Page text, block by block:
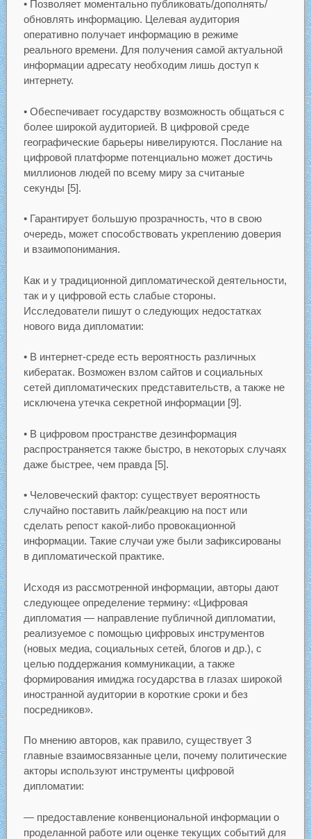
• Позволяет моментально публиковать/дополнять/
обновлять информацию. Целевая аудитория
оперативно получает информацию в режиме
реального времени. Для получения самой актуальной
информации адресату необходим лишь доступ к
интернету.
• Обеспечивает государству возможность общаться с
более широкой аудиторией. В цифровой среде
географические барьеры нивелируются. Послание на
цифровой платформе потенциально может достичь
миллионов людей по всему миру за считаные
секунды [5].
• Гарантирует большую прозрачность, что в свою
очередь, может способствовать укреплению доверия
и взаимопонимания.
Как и у традиционной дипломатической деятельности,
так и у цифровой есть слабые стороны.
Исследователи пишут о следующих недостатках
нового вида дипломатии:
• В интернет-среде есть вероятность различных
кибератак. Возможен взлом сайтов и социальных
сетей дипломатических представительств, а также не
исключена утечка секретной информации [9].
• В цифровом пространстве дезинформация
распространяется также быстро, в некоторых случаях
даже быстрее, чем правда [5].
• Человеческий фактор: существует вероятность
случайно поставить лайк/реакцию на пост или
сделать репост какой-либо провокационной
информации. Такие случаи уже были зафиксированы
в дипломатической практике.
Исходя из рассмотренной информации, авторы дают
следующее определение термину: «Цифровая
дипломатия — направление публичной дипломатии,
реализуемое с помощью цифровых инструментов
(новых медиа, социальных сетей, блогов и др.), с
целью поддержания коммуникации, а также
формирования имиджа государства в глазах широкой
иностранной аудитории в короткие сроки и без
посредников».
По мнению авторов, как правило, существует 3
главные взаимосвязанные цели, почему политические
акторы используют инструменты цифровой
дипломатии:
— предоставление конвенциональной информации о
проделанной работе или оценке текущих событий для